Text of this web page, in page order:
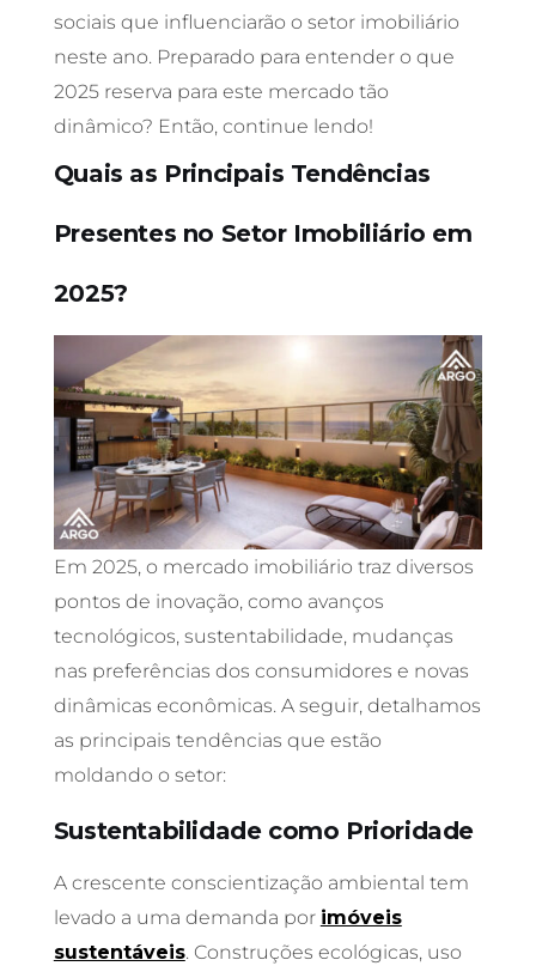
sociais que influenciarão o setor imobiliário
neste ano. Preparado para entender o que
2025 reserva para este mercado tão
dinâmico? Então, continue lendo!
Quais as Principais Tendências
Presentes no Setor Imobiliário em
2025?
Em 2025, o mercado imobiliário traz diversos
pontos de inovação, como avanços
tecnológicos, sustentabilidade, mudanças
nas preferências dos consumidores e novas
dinâmicas econômicas. A seguir, detalhamos
as principais tendências que estão
moldando o setor:
Sustentabilidade como Prioridade
A crescente conscientização ambiental tem
levado a uma demanda por imóveis
sustentáveis. Construções ecológicas, uso